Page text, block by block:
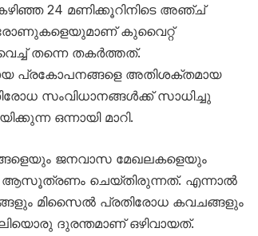
24 മണിക്കൂറിനിടെ അഞ്ച്
കുവൈറ്റ്
തന്നെ തകർത്തത്.
പ്രകോപനങ്ങളെ അതിശക്തമായ
സംവിധാനങ്ങൾക്ക് സാധിച്ചു
ഒന്നായി മാറി.
ജനവാസ മേഖലകളെയും
ചെയ്തിരുന്നത്. എന്നാൽ
മിസൈൽ പ്രതിരോധ കവചങ്ങളും
ദുരന്തമാണ് ഒഴിവായത്.